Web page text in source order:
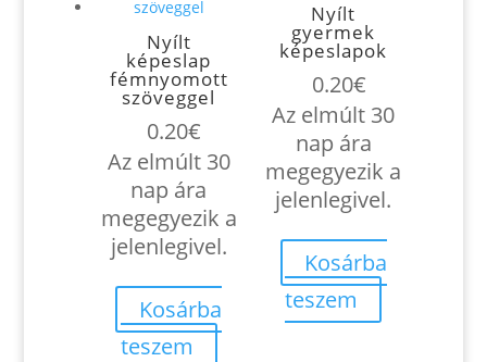
Nyílt
képeslap
fémnyomott
szöveggel
0.20€
Az elmúlt 30
nap ára
megegyezik a
jelenlegivel.
Kosárba
teszem
Nyílt
gyermek
képeslapok
0.20€
Az elmúlt 30
nap ára
megegyezik a
jelenlegivel.
Kosárba
teszem